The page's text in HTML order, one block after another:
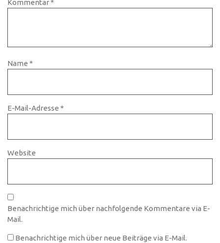
Kommentar*
Name *
E-Mail-Adresse *
Website
Benachrichtige mich über nachfolgende Kommentare via E-
Mail.
Benachrichtige mich über neue Beiträge via E-Mail.